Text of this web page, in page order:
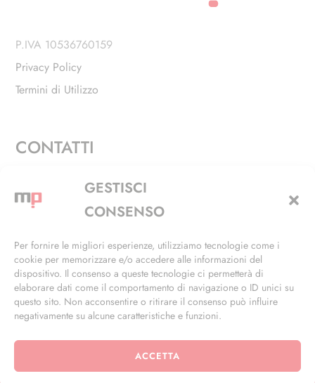
GESTISCI
CONSENSO
Per fornire le migliori esperienze, utilizziamo tecnologie come i
cookie per memorizzare e/o accedere alle informazioni del
dispositivo. Il consenso a queste tecnologie ci permetterà di
elaborare dati come il comportamento di navigazione o ID unici su
questo sito. Non acconsentire o ritirare il consenso può influire
negativamente su alcune caratteristiche e funzioni.
ACCETTA
P.IVA 10536760159
Privacy Policy
Termini di Utilizzo
CONTATTI
Via Alfieri, 27 - Trezzano Sul Naviglio (MI)
+39 02 4846 3155
info@masterphil.it